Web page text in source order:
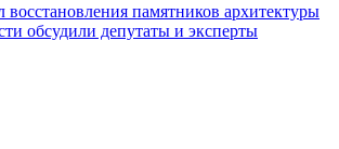
памятников архитектуры
обсудили депутаты и эксперты